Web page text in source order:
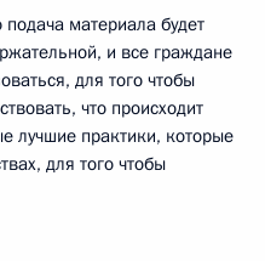
материала будет
и все граждане
для того чтобы
что происходит
лучшие практики, которые
для того чтобы